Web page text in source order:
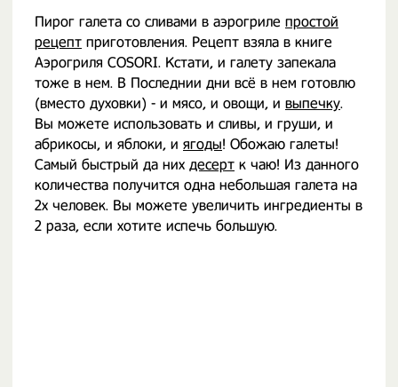
Пирог галета со сливами в аэрогриле простой
рецепт приготовления. Рецепт взяла в книге
Аэрогриля COSORI. Кстати, и галету запекала
тоже в нем. В Последнии дни всё в нем готовлю
(вместо духовки) - и мясо, и овощи, и выпечку.
Вы можете использовать и сливы, и груши, и
абрикосы, и яблоки, и ягоды! Обожаю галеты!
Самый быстрый да них десерт к чаю! Из данного
количества получится одна небольшая галета на
2х человек. Вы можете увеличить ингредиенты в
2 раза, если хотите испечь большую.